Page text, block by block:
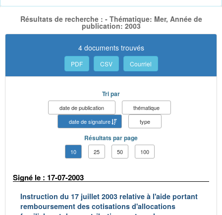
Résultats de recherche : - Thématique: Mer, Année de
publication: 2003
4 documents trouvés
PDF CSV Courriel
Tri par
date de publication
thématique
date de signature
type
Résultats par page
10 25 50 100
Signé le : 17-07-2003
Instruction du 17 juillet 2003 relative à l'aide portant
remboursement des cotisations d'allocations